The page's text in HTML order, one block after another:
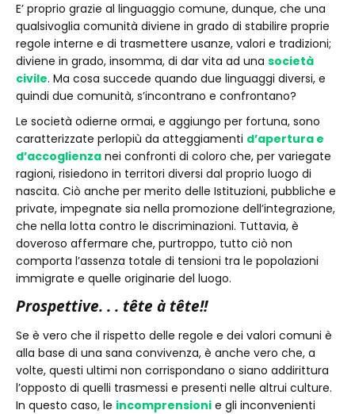
E’ proprio grazie al linguaggio comune, dunque, che una
qualsivoglia comunità diviene in grado di stabilire proprie
regole interne e di trasmettere usanze, valori e tradizioni;
diviene in grado, insomma, di dar vita ad una società
civile. Ma cosa succede quando due linguaggi diversi, e
quindi due comunità, s’incontrano e confrontano?
Le società odierne ormai, e aggiungo per fortuna, sono
caratterizzate perlopiù da atteggiamenti d’apertura e
d’accoglienza nei confronti di coloro che, per variegate
ragioni, risiedono in territori diversi dal proprio luogo di
nascita. Ciò anche per merito delle Istituzioni, pubbliche e
private, impegnate sia nella promozione dell’integrazione,
che nella lotta contro le discriminazioni. Tuttavia, è
doveroso affermare che, purtroppo, tutto ciò non
comporta l’assenza totale di tensioni tra le popolazioni
immigrate e quelle originarie del luogo.
Prospettive. . . tête à tête!!
Se è vero che il rispetto delle regole e dei valori comuni è
alla base di una sana convivenza, è anche vero che, a
volte, questi ultimi non corrispondano o siano addirittura
l’opposto di quelli trasmessi e presenti nelle altrui culture.
In questo caso, le incomprensioni e gli inconvenienti